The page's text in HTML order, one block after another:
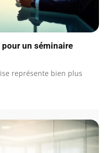
un séminaire
représente bien plus